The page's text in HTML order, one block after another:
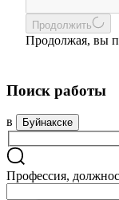
Продолжить
Продолжая, вы
Поиск работы
в Буйнакске
Профессия,